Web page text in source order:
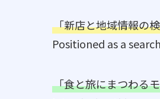
「新店と地域情報の
Positioned as a
「食と旅にまつわる